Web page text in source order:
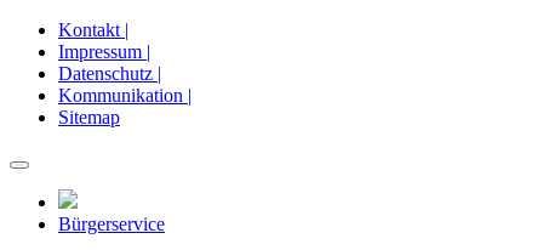
Kontakt |
Impressum |
Datenschutz |
Kommunikation |
Sitemap
Bürgerservice